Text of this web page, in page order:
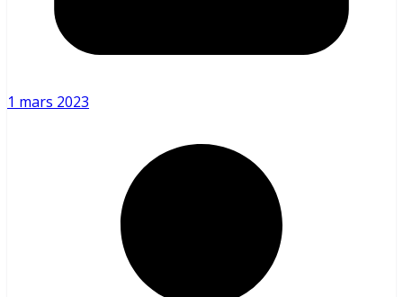
1 mars 2023